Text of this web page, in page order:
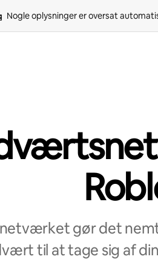
Nogle oplysninger er oversat
gør det
til at tage sig af